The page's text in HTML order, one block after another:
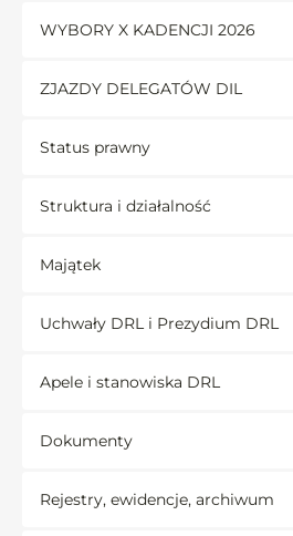
WYBORY X KADENCJI 2026
ZJAZDY DELEGATÓW DIL
Status prawny
Struktura i działalność
Majątek
Uchwały DRL i Prezydium DRL
Apele i stanowiska DRL
Dokumenty
Rejestry, ewidencje, archiwum